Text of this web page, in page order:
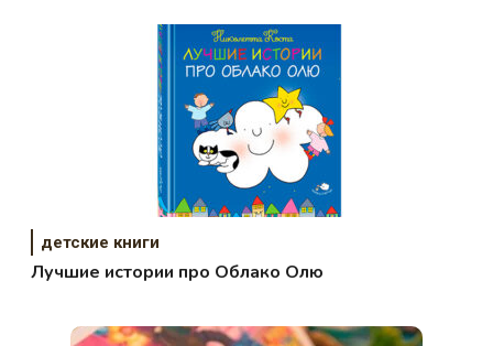
детские книги
Лучшие истории про Облако Олю